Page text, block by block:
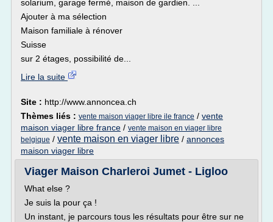
solarium, garage fermé, maison de gardien. ...
Ajouter à ma sélection
Maison familiale à rénover
Suisse
sur 2 étages, possibilité de...
Lire la suite
Site : http://www.annoncea.ch
Thèmes liés : vente maison viager libre ile france / vente
maison viager libre france / vente maison en viager libre
belgique / vente maison en viager libre / annonces
maison viager libre
Viager Maison Charleroi Jumet - Ligloo
What else ?
Je suis la pour ça !
Un instant, je parcours tous les résultats pour être sur ne